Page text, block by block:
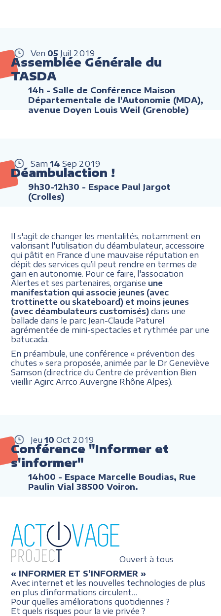
Ven 05 Juil 2019
Assemblée Générale du
TASDA
14h - Salle de Conférence Maison
Départementale de l'Autonomie (MDA),
avenue Doyen Louis Weil (Grenoble)
Sam 14 Sep 2019
Déambulaction !
9h30-12h30 - Espace Paul Jargot
(Crolles)
Il s'agit de changer les mentalités, notamment en
valorisant l'utilisation du déambulateur, accessoire
qui pâtit en France d’une mauvaise réputation en
dépit des services qu’il peut rendre en termes de
gain en autonomie. Pour ce faire, l'association
Alertes et ses partenaires, organise une
manifestation qui associe jeunes (avec
trottinette ou skateboard) et moins jeunes
(avec déambulateurs customisés) dans une
ballade dans le parc Jean-Claude Paturel
agrémentée de mini-spectacles et rythmée par une
batucada.
En préambule, une conférence « prévention des
chutes » sera proposée, animée par le Dr Geneviève
Samson (directrice du Centre de prévention Bien
vieillir Agirc Arrco Auvergne Rhône Alpes).
Jeu 10 Oct 2019
Conférence "Informer et
s'informer"
14h00 - Espace Marcelle Boudias, Rue
Paulin Vial 38500 Voiron.
Ouvert à tous
« INFORMER ET S’INFORMER »
Avec internet et les nouvelles technologies de plus
en plus d’informations circulent…
Pour quelles améliorations quotidiennes ?
Et quels risques pour la vie privée ?